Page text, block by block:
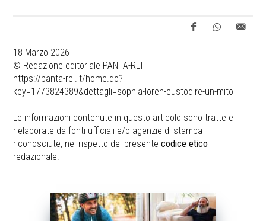
18 Marzo 2026
© Redazione editoriale PANTA-REI
https://panta-rei.it/home.do?
key=1773824389&dettagli=sophia-loren-custodire-un-mito
Le informazioni contenute in questo articolo sono tratte e
rielaborate da fonti ufficiali e/o agenzie di stampa
riconosciute, nel rispetto del presentecodice etico
redazionale.